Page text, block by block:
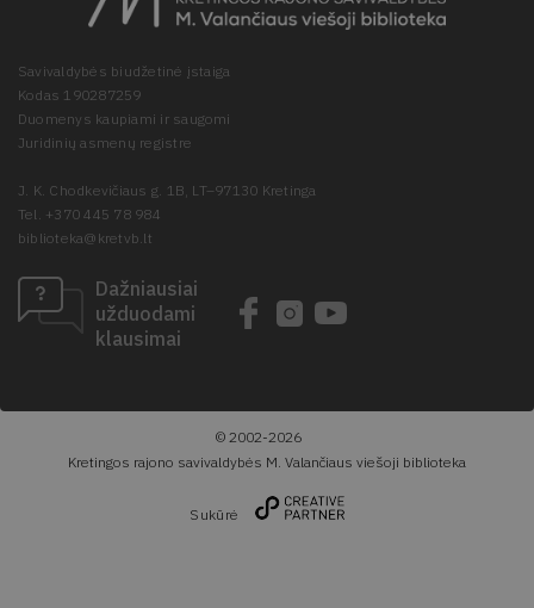
Savivaldybės biudžetinė įstaiga
Kodas 190287259
Duomenys kaupiami ir saugomi
Juridinių asmenų registre
J. K. Chodkevičiaus g. 1B, LT–97130 Kretinga
Tel. +370 445 78 984
biblioteka@kretvb.lt
Dažniausiai
užduodami
klausimai
© 2002-2026
Kretingos rajono savivaldybės M. Valančiaus viešoji biblioteka
Sukūrė